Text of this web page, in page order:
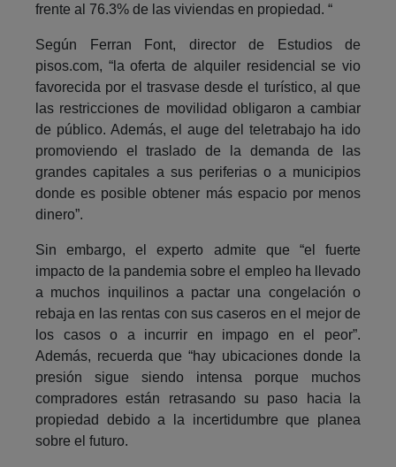
frente al 76.3% de las viviendas en propiedad. “
Según Ferran Font, director de Estudios de
pisos.com, “la oferta de alquiler residencial se vio
favorecida por el trasvase desde el turístico, al que
las restricciones de movilidad obligaron a cambiar
de público. Además, el auge del teletrabajo ha ido
promoviendo el traslado de la demanda de las
grandes capitales a sus periferias o a municipios
donde es posible obtener más espacio por menos
dinero”.
Sin embargo, el experto admite que “el fuerte
impacto de la pandemia sobre el empleo ha llevado
a muchos inquilinos a pactar una congelación o
rebaja en las rentas con sus caseros en el mejor de
los casos o a incurrir en impago en el peor”.
Además, recuerda que “hay ubicaciones donde la
presión sigue siendo intensa porque muchos
compradores están retrasando su paso hacia la
propiedad debido a la incertidumbre que planea
sobre el futuro.